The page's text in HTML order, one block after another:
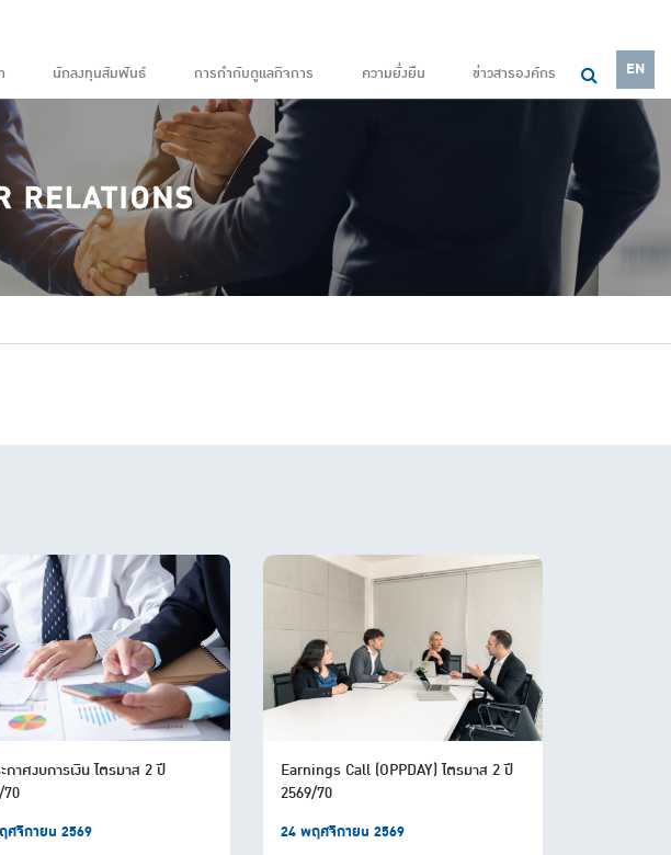
นักลงทุนสัมพันธ์ การกำกับดูแลกิจการ ความยั่งยืน ข่าวสารองค์กร EN
กาศงบการเงิน ไตรมาส 2 ปี
ศจิกายน 2569
Earnings Call (OPPDAY) ไตรมาส 2 ปี
2569/70
24 พฤศจิกายน 2569